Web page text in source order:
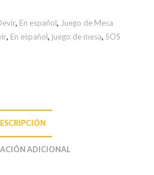
, En español, Juego de Mesa
, En español, juego de mesa,SOS
ADICIONAL